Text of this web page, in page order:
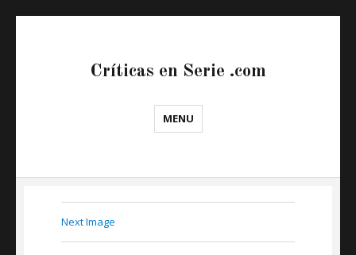
Críticas en Serie .com
MENU
Next Image